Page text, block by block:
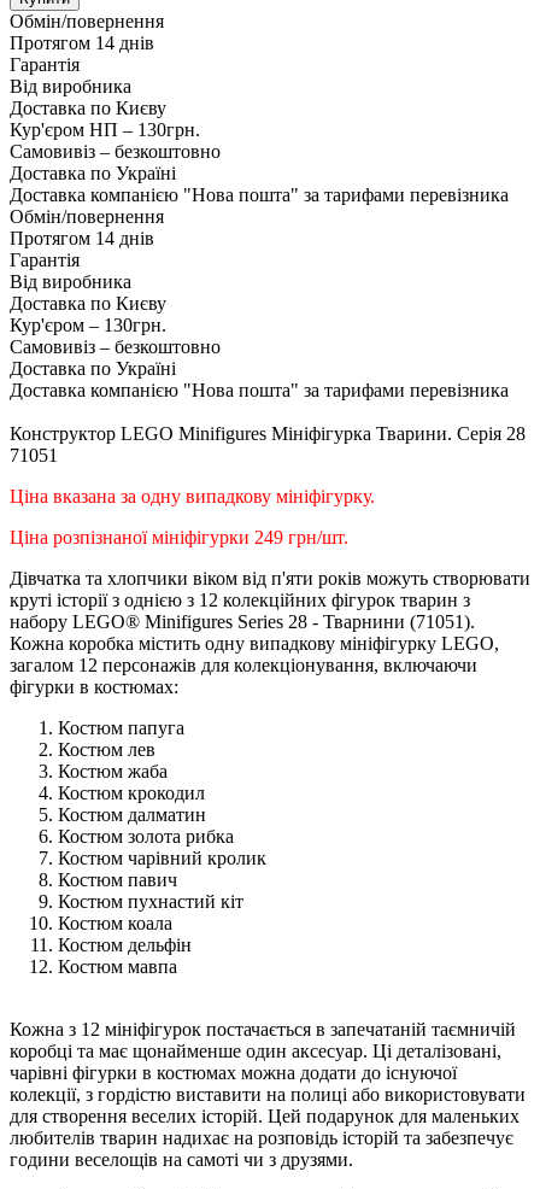
Обмін/повернення
Протягом 14 днів
Гарантія
Від виробника
Доставка по Києву
Кур'єром НП – 130грн.
Самовивіз – безкоштовно
Доставка по Україні
Доставка компанією "Нова пошта" за тарифами перевізника
Обмін/повернення
Протягом 14 днів
Гарантія
Від виробника
Доставка по Києву
Кур'єром – 130грн.
Самовивіз – безкоштовно
Доставка по Україні
Доставка компанією "Нова пошта" за тарифами перевізника
Конструктор LEGO Minifigures Мініфігурка Тварини. Серія 28
71051
Ціна вказана за одну випадкову мініфігурку.
Ціна розпізнаної мініфігурки 249 грн/шт.
Дівчатка та хлопчики віком від п'яти років можуть створювати
круті історії з однією з 12 колекційних фігурок тварин з
набору LEGO® Minifigures Series 28 - Тварнини (71051).
Кожна коробка містить одну випадкову мініфігурку LEGO,
загалом 12 персонажів для колекціонування, включаючи
фігурки в костюмах:
Костюм папуга
Костюм лев
Костюм жаба
Костюм крокодил
Костюм далматин
Костюм золота рибка
Костюм чарівний кролик
Костюм павич
Костюм пухнастий кіт
Костюм коала
Костюм дельфін
Костюм мавпа
Кожна з 12 мініфігурок постачається в запечатаній таємничій
коробці та має щонайменше один аксесуар. Ці деталізовані,
чарівні фігурки в костюмах можна додати до існуючої
колекції, з гордістю виставити на полиці або використовувати
для створення веселих історій. Цей подарунок для маленьких
любителів тварин надихає на розповідь історій та забезпечує
години веселощів на самоті чи з друзями.